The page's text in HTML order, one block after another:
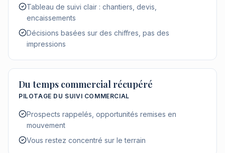
Tableau de suivi clair : chantiers, devis,
encaissements
Décisions basées sur des chiffres, pas des
impressions
Du temps commercial récupéré
PILOTAGE DU SUIVI COMMERCIAL
Prospects rappelés, opportunités remises en
mouvement
Vous restez concentré sur le terrain